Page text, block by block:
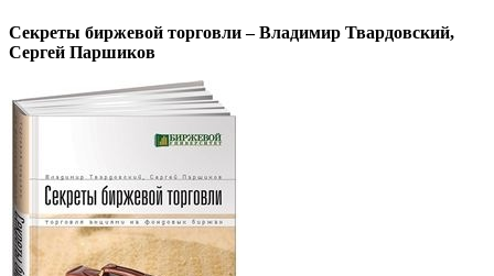
Секреты биржевой торговли – Владимир Твардовский,
Сергей Паршиков